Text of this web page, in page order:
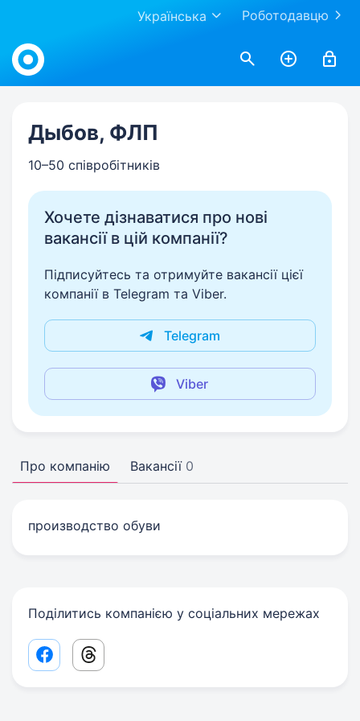
Роботодавцю
Українська
Work.ua
Дыбов, ФЛП
10–50 співробітників
Хочете дізнаватися про нові
вакансії в цій компанії?
Підписуйтесь та отримуйте вакансії цієї
компанії в Telegram та Viber.
Telegram
Viber
Про компанію Вакансії 0
производство обуви
Поділитись компанією у соціальних мережах
Facebook share link
Threads share link